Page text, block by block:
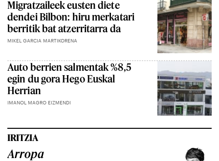
Migratzaileek eusten diete
dendei Bilbon: hiru merkatari
berritik bat atzerritarra da
MIKEL GARCIA MARTIKORENA
Auto berrien salmentak %8,5
egin du gora Hego Euskal
Herrian
IMANOL MAGRO EIZMENDI
IRITZIA
Arropa